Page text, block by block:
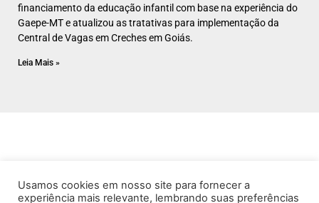
financiamento da educação infantil com base na experiência do
Gaepe-MT e atualizou as tratativas para implementação da
Central de Vagas em Creches em Goiás.
Leia Mais »
Usamos cookies em nosso site para fornecer a
experiência mais relevante, lembrando suas preferências